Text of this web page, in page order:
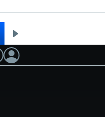
página